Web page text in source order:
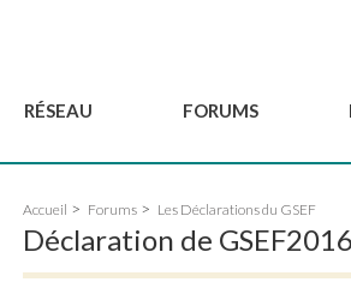
RÉSEAU
Comité Consultatif
Les membres
FORUMS
DakarGSEF2023
MexicoGSEF2021
Accueil Forums Les Déclarations du GSEF
Déclaration de